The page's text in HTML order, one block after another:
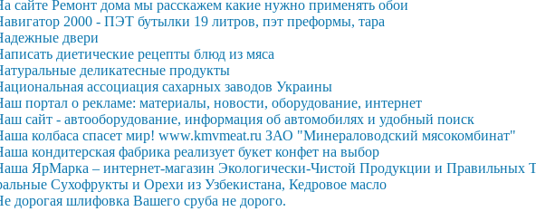
сайте Ремонт дома мы расскажем какие нужно применять обои
2000 - ПЭТ бутылки 19 литров, пэт преформы, тара
двери
диетические рецепты блюд из мяса
деликатесные продукты
ассоциация сахарных заводов Украины
портал о рекламе: материалы, новости, оборудование, интернет
сайт - автооборудование, информация об автомобилях и удобный поиск
колбаса спасет мир! www.kmvmeat.ru ЗАО "Минераловодский мясокомбинат"
кондитерская фабрика реализует букет конфет на выбор
ЯрМарка – интернет-магазин Экологически-Чистой Продукции и Правильных
Сухофрукты и Орехи из Узбекистана, Кедровое масло
дорогая шлифовка Вашего сруба не дорого.